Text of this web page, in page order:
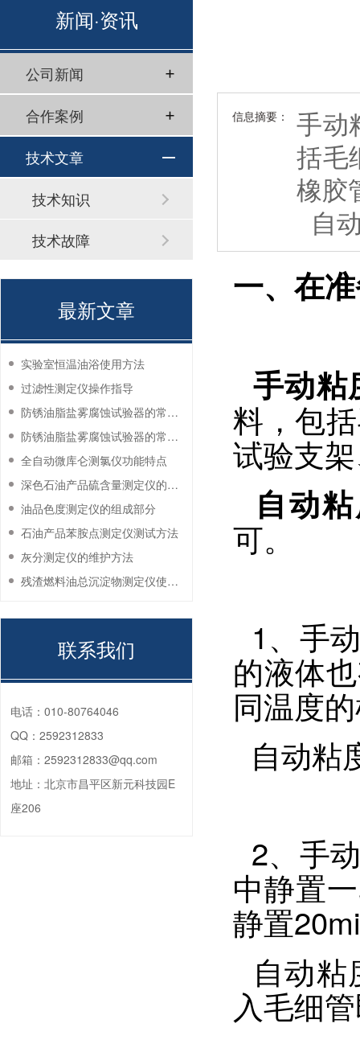
信息摘要：
手动
括毛
橡胶
自
一、在
手动粘
料，包
试验支
自动
可。
1、手
的液体
同温度
自动粘
2、手
中静置
静置
自动
入毛细
新闻·资讯
公司新闻
合作案例
技术文章
技术知识
技术故障
最新文章
实验室恒温油浴使用方法
过滤性测定仪操作指导
防锈油脂盐雾腐蚀试验器的常见故障与解决方法
防锈油脂盐雾腐蚀试验器的常见故障与解决方法
全自动微库仑测氯仪功能特点
深色石油产品硫含量测定仪的工作环境要求
油品色度测定仪的组成部分
石油产品苯胺点测定仪测试方法
灰分测定仪的维护方法
残渣燃料油总沉淀物测定仪使用注意事项
联系我们
电话： 010-80764046
QQ： 2592312833
邮箱： 2592312833@qq.com
地址： 北京市昌平区新元科技园E
座206